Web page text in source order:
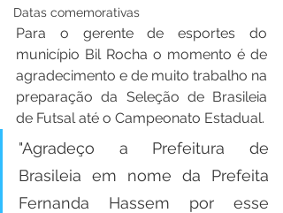
Datas comemorativas
Para o gerente de esportes do
município Bil Rocha o momento é de
agradecimento e de muito trabalho na
preparação da Seleção de Brasileia
"Agradeço a Prefeitura de
Brasileia em nome da Prefeita
Fernanda Hassem por esse